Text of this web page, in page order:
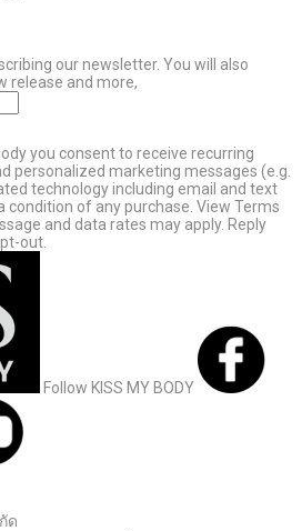
our newsletter. You will also
release and more,
you consent to receive recurring
personalized marketing messages (e.g.
technology including email and text
condition of any purchase. View Terms
and data rates may apply. Reply
out.
Follow KISS MY BODY
ด